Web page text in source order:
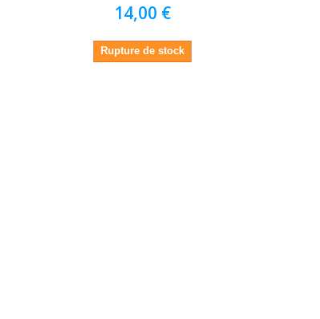
14,00 €
Rupture de stock